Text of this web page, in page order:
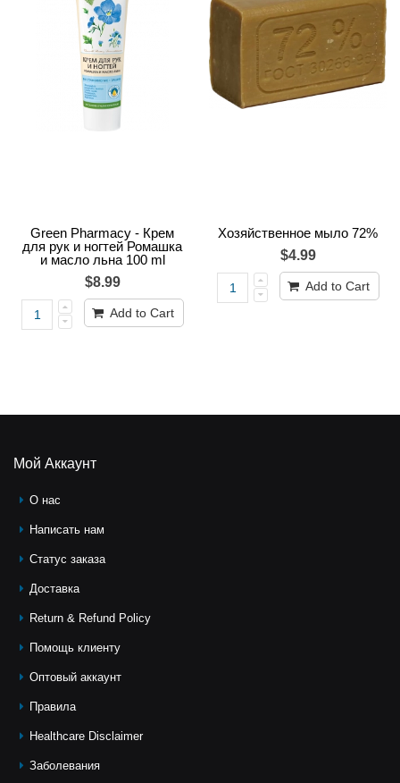
Green Pharmacy - Крем
для рук и ногтей Ромашка
и масло льна 100 ml
$8.99
Add to Cart
Хозяйственное мыло 72%
$4.99
Add to Cart
Мой Аккаунт
О нас
Написать нам
Статус заказа
Доставка
Return & Refund Policy
Помощь клиeнту
Оптовый аккаунт
Правила
Healthcare Disclaimer
Заболевания